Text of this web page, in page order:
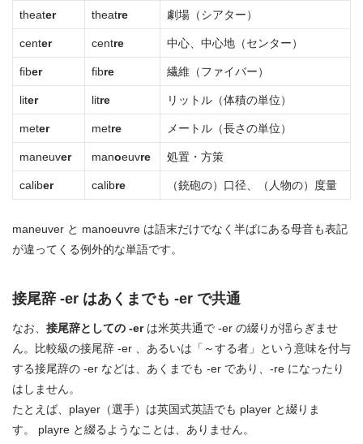
theater theatre 劇場（シアター）
center centre 中心、中心地（センター）
fiber fibre 繊維（ファイバー）
liter litre リットル（体積の単位）
meter metre メートル（長さの単位）
maneuver manoeuvre 処置・方策
caliber calibre （銃砲の）口径、（人物の）度量
maneuver と manoeuvre は語末だけでなく半ばにある母音も表記
が違ってくる例外的な単語です。
接尾辞 -er はあくまでも -er で共通
なお、 接尾辞としての -erは米英共通で -er の綴りが揺らぎませ
ん。比較級の接尾辞 -er 、あるいは「～する者」という意味を付与
する接尾辞の -er などは、あくまでも -er であり、-re になったり
はしません。
たとえば、player（選手）は英国式英語でも player と綴りま
す。 playre と綴るようなことは、ありません。